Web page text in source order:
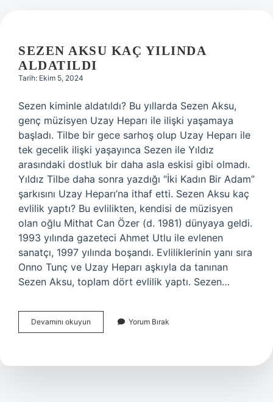
SEZEN AKSU KAÇ YILINDA
ALDATILDI
Tarih: Ekim 5, 2024
Sezen kiminle aldatıldı? Bu yıllarda Sezen Aksu,
genç müzisyen Uzay Heparı ile ilişki yaşamaya
başladı. Tilbe bir gece sarhoş olup Uzay Heparı ile
tek gecelik ilişki yaşayınca Sezen ile Yıldız
arasındaki dostluk bir daha asla eskisi gibi olmadı.
Yıldız Tilbe daha sonra yazdığı “İki Kadın Bir Adam”
şarkısını Uzay Heparı’na ithaf etti. Sezen Aksu kaç
evlilik yaptı? Bu evlilikten, kendisi de müzisyen
olan oğlu Mithat Can Özer (d. 1981) dünyaya geldi.
1993 yılında gazeteci Ahmet Utlu ile evlenen
sanatçı, 1997 yılında boşandı. Evliliklerinin yanı sıra
Onno Tunç ve Uzay Heparı aşkıyla da tanınan
Sezen Aksu, toplam dört evlilik yaptı. Sezen…
Devamını okuyun
Aksu
Aldatıldı
Yorum Bırak